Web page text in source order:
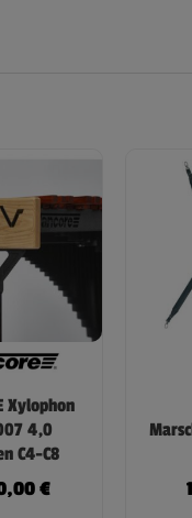
Xylophon
4,0
C4-C8
€